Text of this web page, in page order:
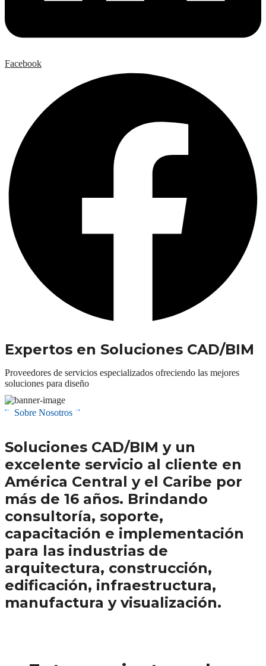
Facebook
Expertos en Soluciones CAD/BIM
Proveedores de servicios especializados ofreciendo las mejores
soluciones para diseño
Sobre Nosotros
Soluciones CAD/BIM y un
excelente servicio al cliente en
América Central y el Caribe por
más de 16 años. Brindando
consultoría, soporte,
capacitación e implementación
para las industrias de
arquitectura, construcción,
edificación, infraestructura,
manufactura y visualización.